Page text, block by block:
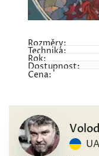
Rozměry:
Technika:
Rok:
Dostupnost:
Cena:
UA